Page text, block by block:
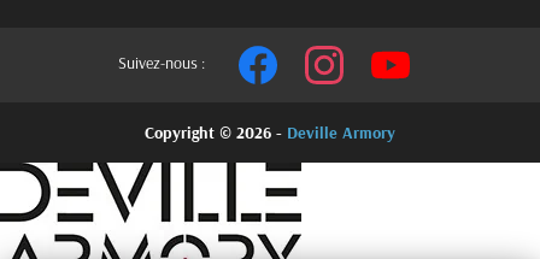
Suivez-nous :
Copyright © 2026 - Deville Armory